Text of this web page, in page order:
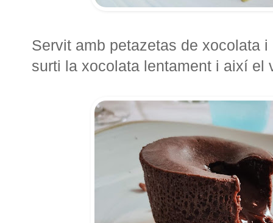
Servit amb petazetas de xocolata
surti la xocolata lentament i així el